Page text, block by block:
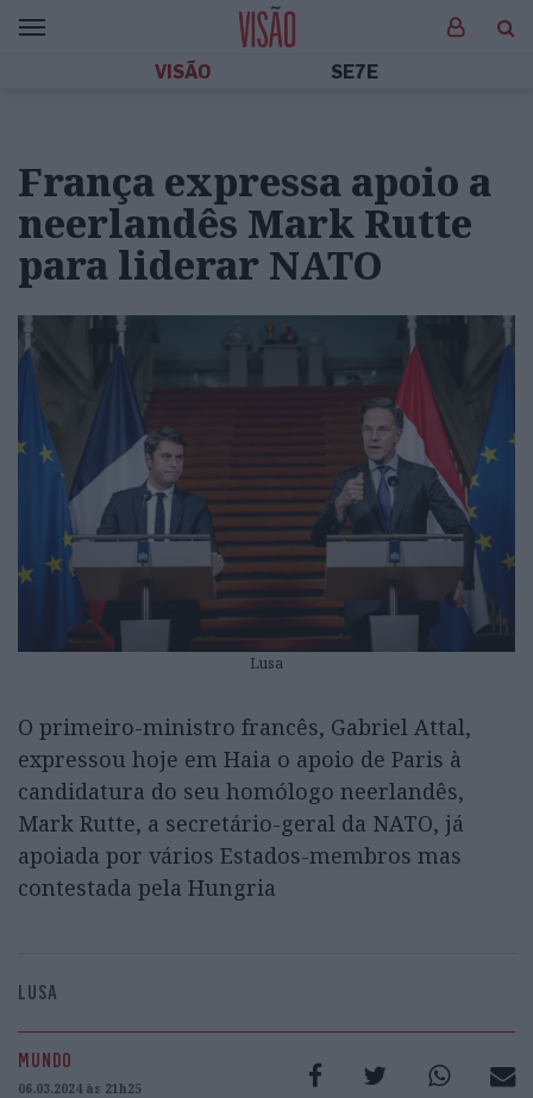
VISÃO SE7E
França expressa apoio a
neerlandês Mark Rutte
para liderar NATO
Lusa
O primeiro-ministro francês, Gabriel Attal,
expressou hoje em Haia o apoio de Paris à
candidatura do seu homólogo neerlandês,
Mark Rutte, a secretário-geral da NATO, já
apoiada por vários Estados-membros mas
contestada pela Hungria
LUSA
MUNDO
06.03.2024 às 21h25